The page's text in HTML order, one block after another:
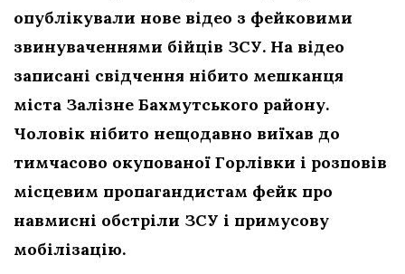
опублікували нове відео з фейковими
звинуваченнями бійців ЗСУ. На відео
записані свідчення нібито мешканця
міста Залізне Бахмутського району.
Чоловік нібито нещодавно виїхав до
тимчасово окупованої Горлівки і розповів
місцевим пропагандистам фейк про
навмисні обстріли ЗСУ і примусову
мобілізацію.